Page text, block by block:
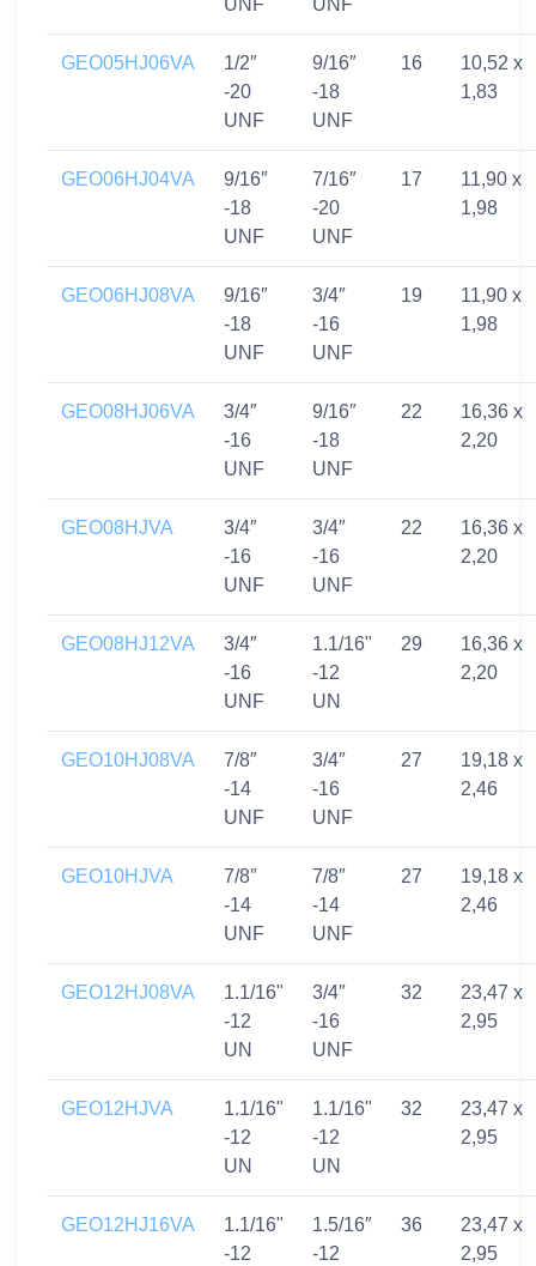
UNF UNF
GEO05HJ06VA
1/2″
-20
UNF
9/16″
-18
UNF
16
10,52 x
1,83
GEO06HJ04VA
9/16″
-18
UNF
7/16″
-20
UNF
17
11,90 x
1,98
GEO06HJ08VA
9/16″
-18
UNF
3/4″
-16
UNF
19
11,90 x
1,98
GEO08HJ06VA
3/4″
-16
UNF
9/16″
-18
UNF
22
16,36 x
2,20
GEO08HJVA
3/4″
-16
UNF
3/4″
-16
UNF
22
16,36 x
2,20
GEO08HJ12VA
3/4″
-16
UNF
1.1/16"
-12
UN
29
16,36 x
2,20
GEO10HJ08VA
7/8″
-14
UNF
3/4″
-16
UNF
27
19,18 x
2,46
GEO10HJVA
7/8″
-14
UNF
7/8″
-14
UNF
27
19,18 x
2,46
GEO12HJ08VA
1.1/16"
-12
UN
3/4″
-16
UNF
32
23,47 x
2,95
GEO12HJVA
1.1/16"
-12
UN
1.1/16"
-12
UN
32
23,47 x
2,95
GEO12HJ16VA
1.1/16"
-12
1.5/16″
-12
36
23,47 x
2,95